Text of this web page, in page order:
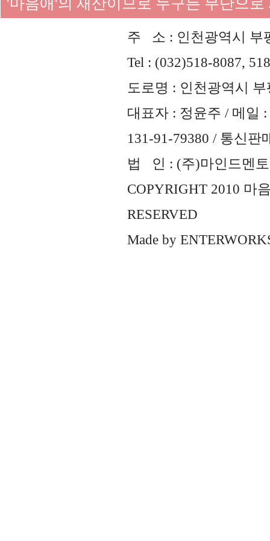
주 소 : 인천광역시 부
Tel : (032)518-8087,
도로명 : 인천광역시
대표자 : 정윤주 / 메일 :
131-91-79380 / 통신판
법 인 : (주)마인드멘토
COPYRIGHT 2010 마
RESERVED
Made by